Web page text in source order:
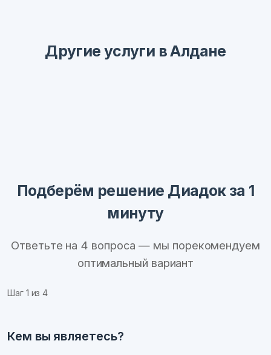
Другие услуги в Алдане
Подберём решение Диадок за 1
минуту
Ответьте на 4 вопроса — мы порекомендуем
оптимальный вариант
Шаг 1 из 4
Кем вы являетесь?